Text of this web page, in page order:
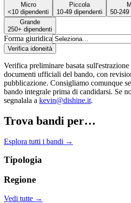
Micro
<10 dipendenti
Piccola
10-49 dipendenti
50-249
Grande
250+ dipendenti
Forma giuridica
Verifica idoneità
Verifica preliminare basata
documenti ufficiali del bando, con
pubblicazione. Consigliamo comunque
bando integrale prima di candidarsi. Se
segnalala a kevin@dishine.it.
Trova bandi per…
Esplora tutti i bandi →
Tipologia
Regione
Vedi tutte →